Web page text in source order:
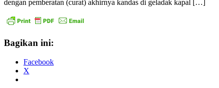
dengan pemberatan (curat) akhirnya kandas di geladak kapal […]
Bagikan ini:
Facebook
X